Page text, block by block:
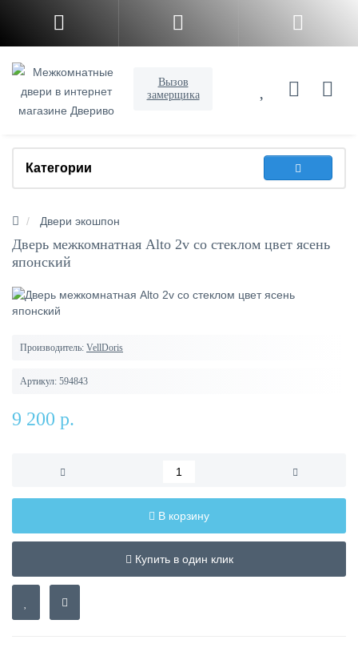
Вызов
замерщика
Категории
Двери экошпон
Дверь межкомнатная Alto 2v со стеклом цвет ясень
японский
Производитель: VellDoris
Артикул: 594843
9 200 р.
В корзину
Купить в один клик